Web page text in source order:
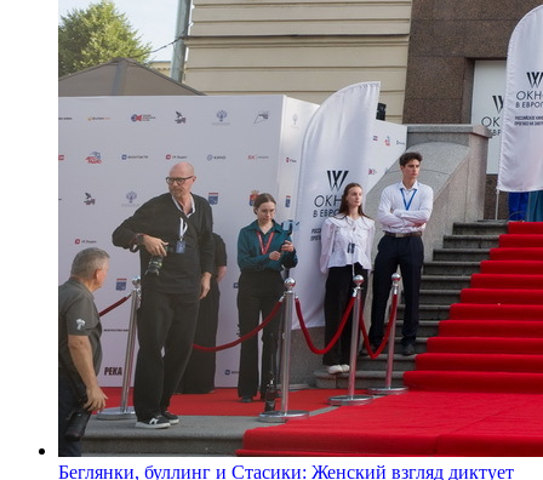
Беглянки, буллинг и Стасики: Женский взгляд диктует